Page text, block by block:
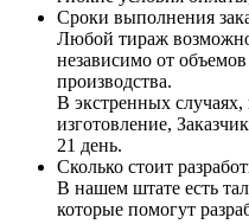
Сроки выполнения
Любой тираж возможно
независимо от
производства.
В экстренных случаях,
изготовление,
21 день.
Сколько стоит
В нашем штате есть
которые помогут